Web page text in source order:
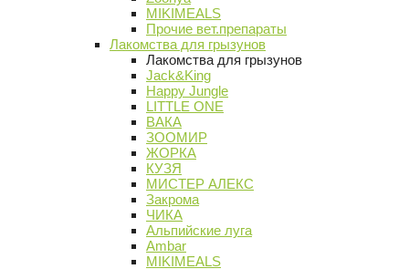
MIKIMEALS
Прочие вет.препараты
Лакомства для грызунов
Лакомства для грызунов
Jack&King
Happy Jungle
LITTLE ONE
ВАКА
ЗООМИР
ЖОРКА
КУЗЯ
МИСТЕР АЛЕКС
Закрома
ЧИКА
Альпийские луга
Ambar
MIKIMEALS